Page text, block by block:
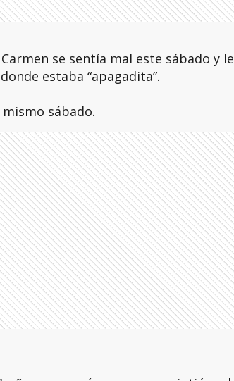
se sentía mal este sábado y le
estaba “apagadita”.
sábado.